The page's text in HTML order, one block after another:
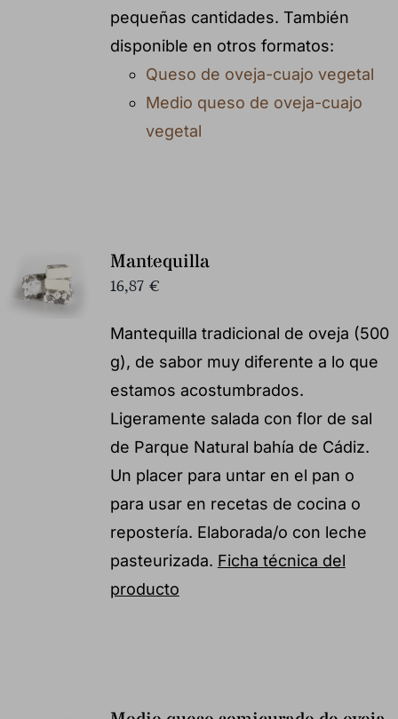
pequeñas cantidades. También
disponible en otros formatos:
Queso de oveja-cuajo vegetal
Medio queso de oveja-cuajo
vegetal
Mantequilla
16,87 €
Mantequilla tradicional de oveja (500
g), de sabor muy diferente a lo que
estamos acostumbrados.
Ligeramente salada con flor de sal
de Parque Natural bahía de Cádiz.
Un placer para untar en el pan o
para usar en recetas de cocina o
repostería. Elaborada/o con leche
pasteurizada. Ficha técnica del
producto